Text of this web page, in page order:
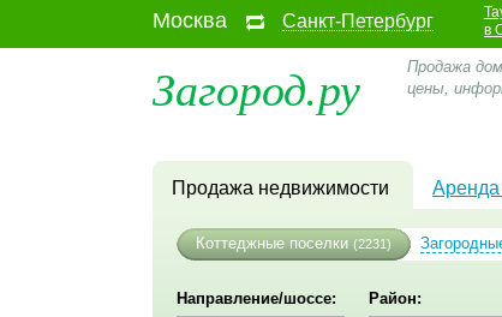
Москва Санкт-Петербург
в
Загород.ру
Продажа
цены,
Продажа недвижимости Аренда
Коттеджные поселки (2231)
Направление/шоссе: Район: